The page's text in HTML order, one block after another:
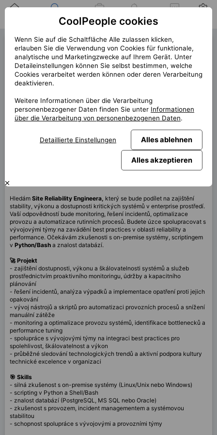
Position
Jobs
Site Reliability Engineer
(42671)
« zurück
Platz
Praha
Start (Länge)
7/2026
Home office
60%
Hledám Site Reliability Engineera, který se bude podílet na zajištění
stability, výkonu a dostupnosti kritických systémů v enterprise prostředí.
Vaší odpovědností bude monitoring, řešení incidentů, optimalizace
provozu a automatizace rutinních procesů. Budete úzce spolupracovat s
vývojovými týmy na zavádění best practices v oblasti reliability a
performance. Očekávám zkušenosti s on-premise systémy, scriptingem
v Python/Bash a znalost databází.
🚀 Projekt
- zajištění dostupnosti, výkonu a škálovatelnosti systémů a služeb
prostřednictvím proaktivního monitoringu, údržby a kapacitního
plánování
- řešení incidentů, analýza výpadků a implementace opatření proti jejich
opakování
- vývoj nástrojů a skriptů pro automatizaci provozních procesů a snížení
manuální zátěže
- monitoring a optimalizace provozu systémů, identifikace bottlenecků a
performance tuning
- spolupráce s vývojovými týmy na integraci best practices pro
spolehlivost, škálovatelnost a výkon
- průběžné sledování technologických trendů a aktivní podpora kultury
technické excelence v organizaci
🎯 Skills
- silná zkušenost s on-premise systémy (Linux/Unix nebo Windows)
- scripting v Python a Shell/Bash
- znalost databází (PostgreSQL, MS SQL nebo Oracle)
- zkušenost s provozem, incident managementem a systémovou
stabilitou
- schopnost spolupráce s vývojovými a provozními týmy
CoolPeople cookies
Wenn Sie auf die Schaltfläche Alle zulassen klicken,
erlauben Sie die Verwendung von Cookies für funktionale,
analytische und Marketingzwecke auf Ihrem Gerät. Unter
Detaileinstellungen können Sie selbst bestimmen, welche
Cookies verarbeitet werden können oder deren Verarbeitung
deaktivieren.
Weitere Informationen über die Verarbeitung
personenbezogener Daten finden Sie unter Informationen
über die Verarbeitung von personenbezogenen Daten.
Detaillierte Einstellungen Alles ablehnen
Alles akzeptieren